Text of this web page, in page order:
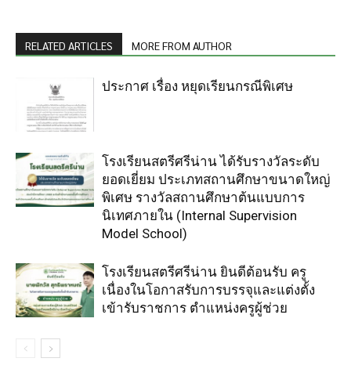
RELATED ARTICLES MORE FROM AUTHOR
ประกาศ เรื่อง หยุดเรียนกรณีพิเศษ
โรงเรียนสตรีศรีน่าน ได้รับรางวัลระดับ
ยอดเยี่ยม ประเภทสถานศึกษาขนาดใหญ่
พิเศษ รางวัลสถานศึกษาต้นแบบการ
นิเทศภายใน (Internal Supervision
Model School)
โรงเรียนสตรีศรีน่าน ยินดีต้อนรับ ครู
เนื่องในโอกาสรับการบรรจุและแต่งตั้ง
เข้ารับราชการ ตำแหน่งครูผู้ช่วย